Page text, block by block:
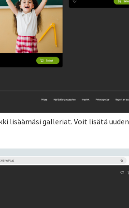
lisäämäsi galleriat. Voit lisätä uuden